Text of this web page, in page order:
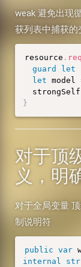
weak 避免出现
获列表中捕获的
resource .
guard
let
let model
  strongSelf
}
对于顶
义，明
对于全局变量
制说明符
public var
internal